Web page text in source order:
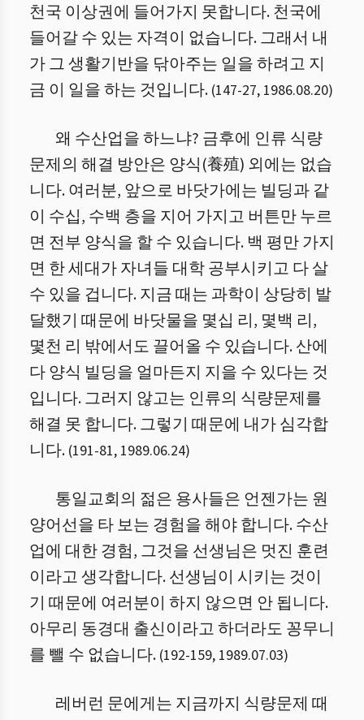
천국 이상권에 들어가지 못합니다. 천국에
들어갈 수 있는 자격이 없습니다. 그래서 내
가 그 생활기반을 닦아주는 일을 하려고 지
금 이 일을 하는 것입니다. (147-27, 1986.08.20)
왜 수산업을 하느냐? 금후에 인류 식량
문제의 해결 방안은 양식(養殖) 외에는 없습
니다. 여러분, 앞으로 바닷가에는 빌딩과 같
이 수십, 수백 층을 지어 가지고 버튼만 누르
면 전부 양식을 할 수 있습니다. 백 평만 가지
면 한 세대가 자녀들 대학 공부시키고 다 살
수 있을 겁니다. 지금 때는 과학이 상당히 발
달했기 때문에 바닷물을 몇십 리, 몇백 리,
몇천 리 밖에서도 끌어올 수 있습니다. 산에
다 양식 빌딩을 얼마든지 지을 수 있다는 것
입니다. 그러지 않고는 인류의 식량문제를
해결 못 합니다. 그렇기 때문에 내가 심각합
니다. (191-81, 1989.06.24)
통일교회의 젊은 용사들은 언젠가는 원
양어선을 타 보는 경험을 해야 합니다. 수산
업에 대한 경험, 그것을 선생님은 멋진 훈련
이라고 생각합니다. 선생님이 시키는 것이
기 때문에 여러분이 하지 않으면 안 됩니다.
아무리 동경대 출신이라고 하더라도 꽁무니
를 뺄 수 없습니다. (192-159, 1989.07.03)
레버런 문에게는 지금까지 식량문제 때